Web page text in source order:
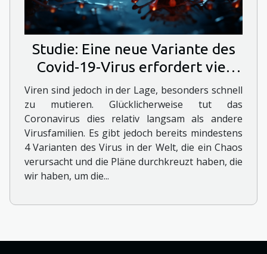
Studie: Eine neue Variante des
Covid-19-Virus erfordert viel
Glück
Viren sind jedoch in der Lage, besonders schnell
zu mutieren. Glücklicherweise tut das
Coronavirus dies relativ langsam als andere
Virusfamilien. Es gibt jedoch bereits mindestens
4 Varianten des Virus in der Welt, die ein Chaos
verursacht und die Pläne durchkreuzt haben, die
wir haben, um die...